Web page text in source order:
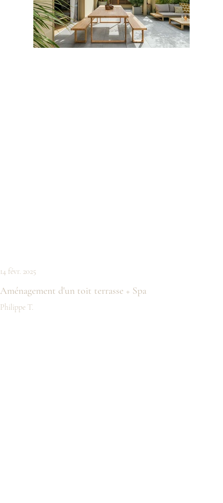
14 févr. 2025
Aménagement d'un toit terrasse + Spa
Philippe T.